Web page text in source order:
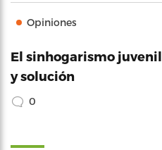
Opiniones
El sinhogarismo
y solución
0